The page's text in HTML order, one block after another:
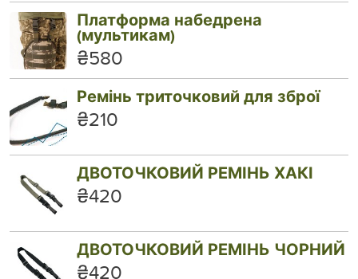
Платформа набедрена
(мультикам)
₴580
Ремінь триточковий для зброї
₴210
ДВОТОЧКОВИЙ РЕМІНЬ ХАКІ
₴420
ДВОТОЧКОВИЙ РЕМІНЬ ЧОРНИЙ
₴420